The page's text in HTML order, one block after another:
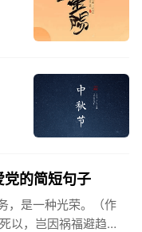
党的简短句子
，是一种光荣。（作
以，岂因祸福避趋